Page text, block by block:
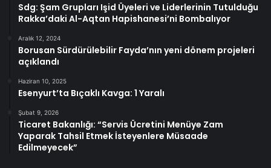
Sdg: Şam Grupları Işid Üyeleri ve Liderlerinin Tutulduğu
Rakka’daki Al-Aqtan Hapishanesi’ni Bombalıyor
Aralık 12, 2024
Borusan Sürdürülebilir Fayda’nın yeni dönem projeleri
açıklandı
Haziran 10, 2025
Esenyurt’ta Bıçaklı Kavga: 1 Yaralı
Şubat 9, 2026
Ticaret Bakanlığı: “Servis Ücretini Menüye Zam
Yaparak Tahsil Etmek İsteyenlere Müsaade
Edilmeyecek”